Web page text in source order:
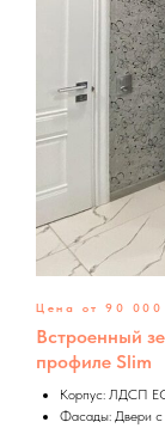
Цена от 90 000
Встроенный
профиле Slim
Корпус: ЛДСП
Фасады: Двери с